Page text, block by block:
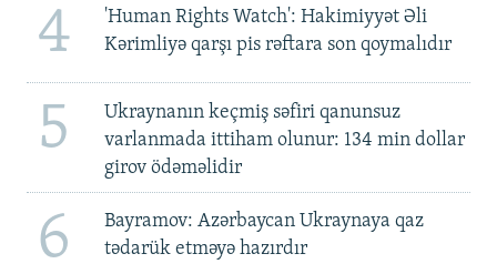
4
'Human Rights Watch': Hakimiyyət Əli
Kərimliyə qarşı pis rəftara son qoymalıdır
5
Ukraynanın keçmiş səfiri qanunsuz
varlanmada ittiham olunur: 134 min dollar
girov ödəməlidir
6
Bayramov: Azərbaycan Ukraynaya qaz
tədarük etməyə hazırdır